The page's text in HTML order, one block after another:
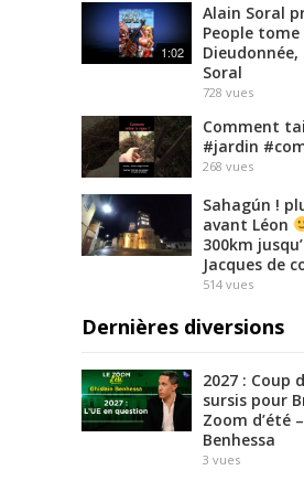
1:02
Alain Soral
People tome
Soral
728 vues
Comment
#jardin
268 vues
Sahagún !
avant Léon
300km
Jacques de
514 vues
Dernières diversions
2027 : Coup
sursis pour
Zoom d’été
Benhessa
3 vues